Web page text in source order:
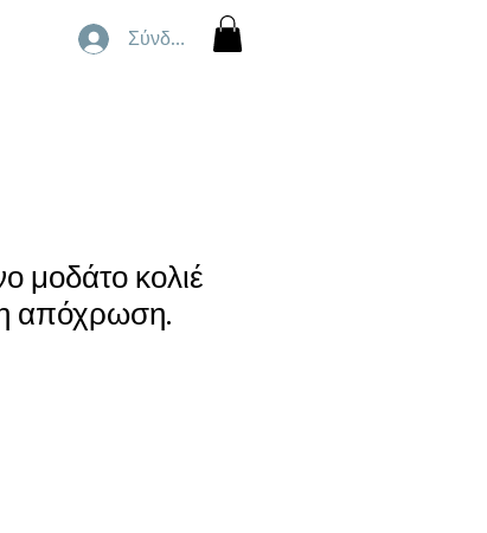
Σύνδεση
μοδάτο κολιέ
απόχρωση.